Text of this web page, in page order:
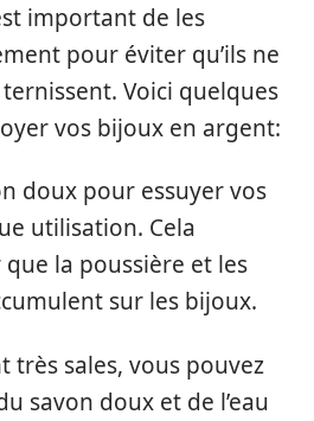
important de les
pour éviter qu’ils ne
ternissent. Voici quelques
vos bijoux en argent:
doux pour essuyer vos
utilisation. Cela
la poussière et les
sur les bijoux.
très sales, vous pouvez
savon doux et de l’eau